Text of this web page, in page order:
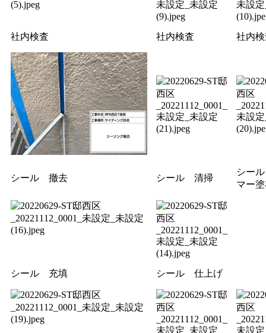
社内検査 社内検査 社内
シール 撤去 シール 清掃
シー
マー
シール 充填 シール 仕上げ